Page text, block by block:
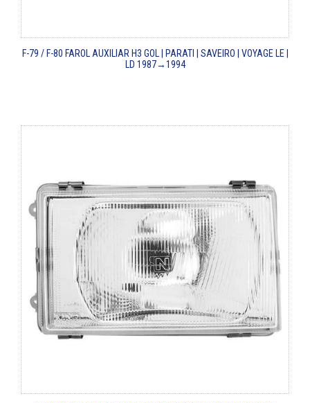
F-79 / F-80 FAROL AUXILIAR H3 GOL | PARATI | SAVEIRO | VOYAGE LE |
LD 1987→1994